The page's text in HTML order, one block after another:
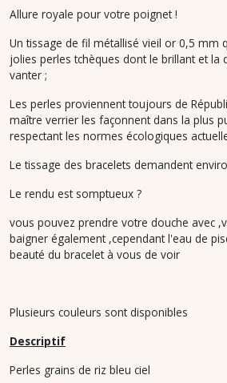
Allure royale pour votre poignet !
Un tissage de fil métallisé vieil or 0,5 mm
jolies perles tchèques dont le brillant et la
vanter ;
Les perles proviennent toujours de
maître verrier les façonnent dans la plus
respectant les normes écologiques
Le tissage des bracelets demandent
Le rendu est somptueux ?
vous pouvez prendre votre douche avec
baigner également ,cependant l'eau de
beauté du bracelet à vous de voir
Plusieurs couleurs sont disponibles
Descriptif
Perles grains de riz bleu ciel